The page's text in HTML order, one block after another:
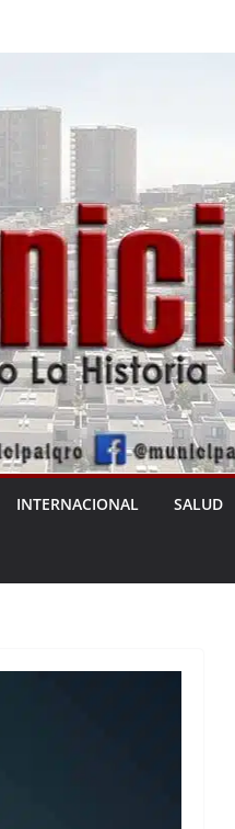
INTERNACIONAL SALUD